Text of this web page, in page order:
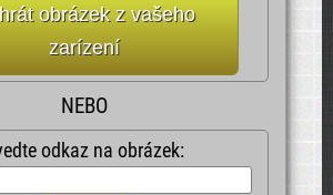
obrázek z vašeho
zarízení
NEBO
odkaz na obrázek: